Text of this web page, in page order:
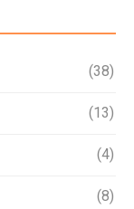
(38)
(13)
(4)
(8)